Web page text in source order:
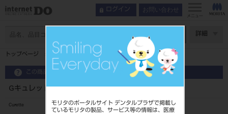
モリタのポータルサイト デンタルプラザで掲載し
ているモリタの製品、サービス等の情報は、医療
ログイン お問い合わせ
メニュー
詳細
トップページ Gキュレット est 角柄 ミニ #G1-2
この商品に関するお問い合わせ
Gキュレット est 角柄 ミニ #G1-2
Curette